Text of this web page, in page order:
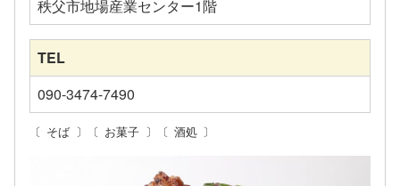
そば お菓子 酒処
秩父市地場産業センター1階
TEL
090-3474-7490